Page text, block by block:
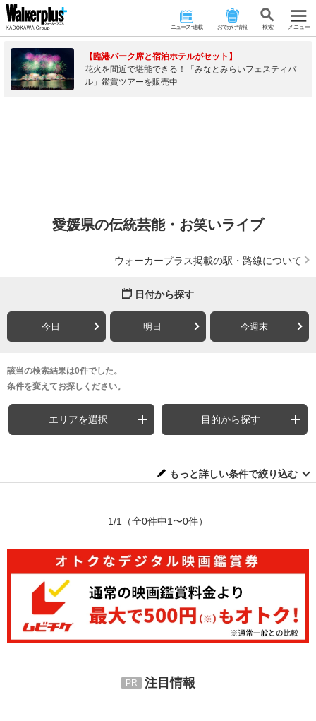
ニュース･連載 おでかけ情報 検 索 メニュー
【臨港パーク席と宿泊ホテルがセット】
花火を間近で堪能できる！「みなとみらいフェスティバ
ル」鑑賞ツアーを販売中
愛媛県の伝統芸能・お笑いライブ
ウォーカープラス掲載の駅・路線について
日付から探す
今日 明日 今週末
該当の検索結果は0件でした。
条件を変えてお探しください。
エリアを選択 目的から探す
もっと詳しい条件で絞り込む
1/1 （全0件中1〜0件）
注目情報